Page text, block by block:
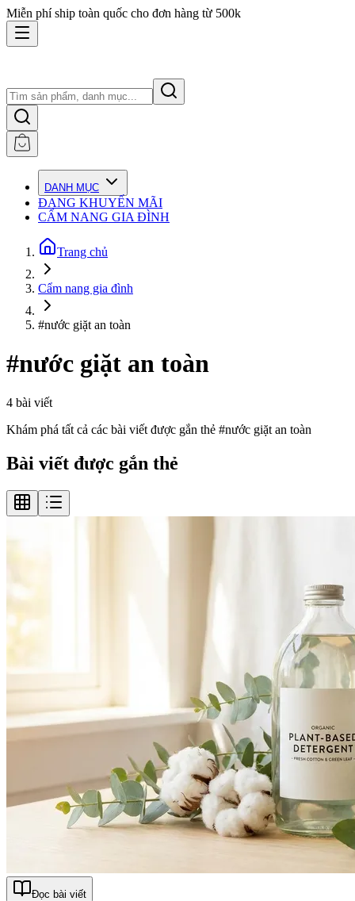
Miễn phí ship toàn quốc cho đơn hàng từ 500k
DANH MỤC
ĐANG KHUYẾN MÃI
CẨM NANG GIA ĐÌNH
Trang chủ
Cẩm nang gia đình
#nước giặt an toàn
#nước giặt an toàn
4 bài viết
Khám phá tất cả các bài viết được gắn thẻ #nước giặt an toàn
Bài viết được gắn thẻ
Đọc bài viết